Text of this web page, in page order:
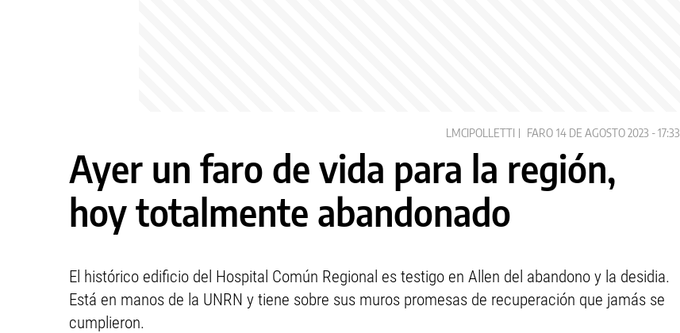
LMCIPOLLETTI FARO 14 DE AGOSTO 2023 - 17:33
Ayer un faro de vida para la región,
hoy totalmente abandonado
El histórico edificio del Hospital Común Regional es testigo en Allen del abandono y la desidia.
Está en manos de la UNRN y tiene sobre sus muros promesas de recuperación que jamás se
cumplieron.